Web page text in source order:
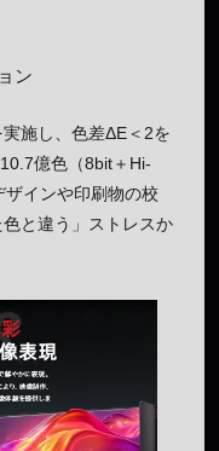
ン
施し、色差ΔE＜2を
億色（8bit＋Hi-
インや印刷物の校
と違う」ストレスか